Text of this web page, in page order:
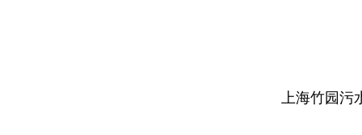
上海竹园污